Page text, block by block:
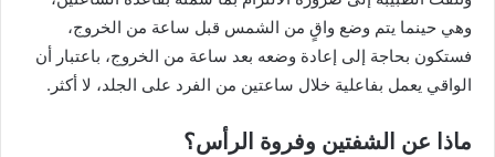
وهي حينما يتم وضع واقٍ من الشمس قبل ساعة من الخروج،
فستكون بحاجة إلى إعادة وضعه بعد ساعة من الخروج، باعتبار أن
الواقي يعمل بفاعلية خلال ساعتين من الفرد على الجلد، لا أكثر.
ماذا عن الشفتين وفروة الرأس؟